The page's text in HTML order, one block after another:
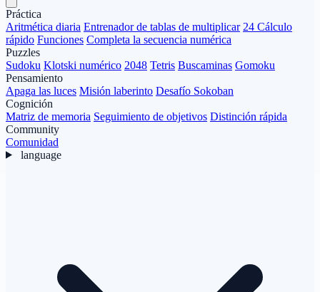
Práctica
Aritmética diaria Entrenador de tablas de multiplicar 24 Cálculo
rápido Funciones Completa la secuencia numérica
Puzzles
Sudoku Klotski numérico 2048 Tetris Buscaminas Gomoku
Pensamiento
Apaga las luces Misión laberinto Desafío Sokoban
Cognición
Matriz de memoria Seguimiento de objetivos Distinción rápida
Community
Comunidad
language